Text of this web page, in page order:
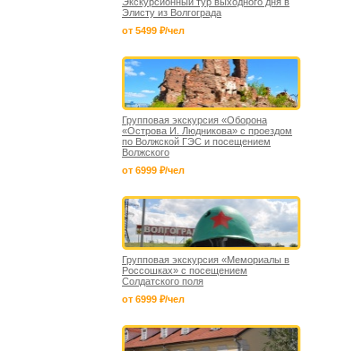
Элисту из Волгограда
от 5499 ₽/чел
Групповая экскурсия «Оборона
«Острова И. Людникова» с проездом
по Волжской ГЭС и посещением
Волжского
от 6999 ₽/чел
Групповая экскурсия «Мемориалы в
Россошках» с посещением
Солдатского поля
от 6999 ₽/чел